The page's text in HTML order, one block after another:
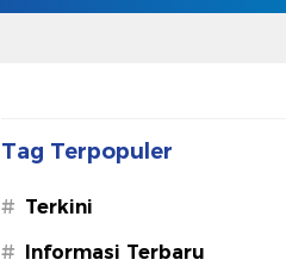
Tag Terpopuler
# Terkini
# Informasi Terbaru